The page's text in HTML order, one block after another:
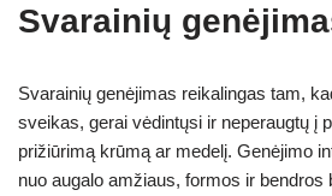
Svarainių
Svarainių genėjimas reikalingas tam,
sveikas, gerai vėdintųsi ir neperaugtų į
prižiūrimą krūmą ar medelį. Genėjimo
nuo augalo amžiaus, formos ir bendros